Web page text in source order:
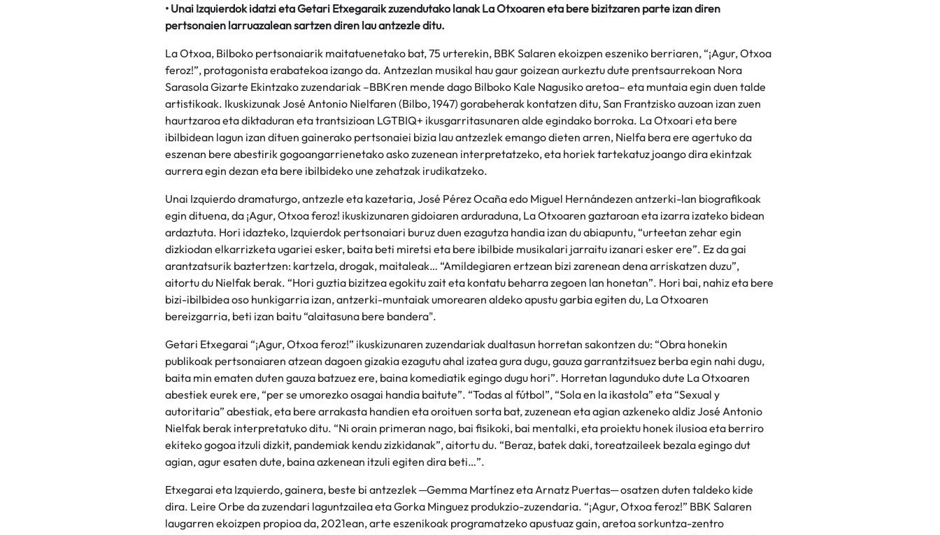
• Unai Izquierdok idatzi eta Getari Etxegaraik zuzendutako lanak La Otxoaren eta bere bizitzaren parte izan diren
pertsonaien larruazalean sartzen diren lau antzezle ditu.
La Otxoa, Bilboko pertsonaiarik maitatuenetako bat, 75 urterekin, BBK Salaren ekoizpen eszeniko berriaren, “¡Agur, Otxoa
feroz!”, protagonista erabatekoa izango da. Antzezlan musikal hau gaur goizean aurkeztu dute prentsaurrekoan Nora
Sarasola Gizarte Ekintzako zuzendariak –BBKren mende dago Bilboko Kale Nagusiko aretoa– eta muntaia egin duen talde
artistikoak. Ikuskizunak José Antonio Nielfaren (Bilbo, 1947) gorabeherak kontatzen ditu, San Frantzisko auzoan izan zuen
haurtzaroa eta diktaduran eta trantsizioan LGTBIQ+ ikusgarritasunaren alde egindako borroka. La Otxoari eta bere
ibilbidean lagun izan dituen gainerako pertsonaiei bizia lau antzezlek emango dieten arren, Nielfa bera ere agertuko da
eszenan bere abestirik gogoangarrienetako asko zuzenean interpretatzeko, eta horiek tartekatuz joango dira ekintzak
aurrera egin dezan eta bere ibilbideko une zehatzak irudikatzeko.
Unai Izquierdo dramaturgo, antzezle eta kazetaria, José Pérez Ocaña edo Miguel Hernándezen antzerki-lan biografikoak
egin dituena, da ¡Agur, Otxoa feroz! ikuskizunaren gidoiaren arduraduna, La Otxoaren gaztaroan eta izarra izateko bidean
ardaztuta. Hori idazteko, Izquierdok pertsonaiari buruz duen ezagutza handia izan du abiapuntu, “urteetan zehar egin
dizkiodan elkarrizketa ugariei esker, baita beti miretsi eta bere ibilbide musikalari jarraitu izanari esker ere”. Ez da gai
arantzatsurik baztertzen: kartzela, drogak, maitaleak… “Amildegiaren ertzean bizi zarenean dena arriskatzen duzu”,
aitortu du Nielfak berak. “Hori guztia bizitzea egokitu zait eta kontatu beharra zegoen lan honetan”. Hori bai, nahiz eta bere
bizi-ibilbidea oso hunkigarria izan, antzerki-muntaiak umorearen aldeko apustu garbia egiten du, La Otxoaren
bereizgarria, beti izan baitu “alaitasuna bere bandera".
Getari Etxegarai “¡Agur, Otxoa feroz!” ikuskizunaren zuzendariak dualtasun horretan sakontzen du: “Obra honekin
publikoak pertsonaiaren atzean dagoen gizakia ezagutu ahal izatea gura dugu, gauza garrantzitsuez berba egin nahi dugu,
baita min ematen duten gauza batzuez ere, baina komediatik egingo dugu hori”. Horretan lagunduko dute La Otxoaren
abestiek eurek ere, “per se umorezko osagai handia baitute”. “Todas al fútbol”, “Sola en la ikastola” eta “Sexual y
autoritaria” abestiak, eta bere arrakasta handien eta oroituen sorta bat, zuzenean eta agian azkeneko aldiz José Antonio
Nielfak berak interpretatuko ditu. “Ni orain primeran nago, bai fisikoki, bai mentalki, eta proiektu honek ilusioa eta berriro
ekiteko gogoa itzuli dizkit, pandemiak kendu zizkidanak”, aitortu du. “Beraz, batek daki, toreatzaileek bezala egingo dut
agian, agur esaten dute, baina azkenean itzuli egiten dira beti…”.
Etxegarai eta Izquierdo, gainera, beste bi antzezlek ─Gemma Martínez eta Arnatz Puertas─ osatzen duten taldeko kide
dira. Leire Orbe da zuzendari laguntzailea eta Gorka Minguez produkzio-zuzendaria. “¡Agur, Otxoa feroz!” BBK Salaren
laugarren ekoizpen propioa da, 2021ean, arte eszenikoak programatzeko apustuaz gain, aretoa sorkuntza-zentro